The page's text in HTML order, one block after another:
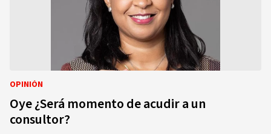
OPINIÓN
Oye ¿Será momento de acudir a un
consultor?